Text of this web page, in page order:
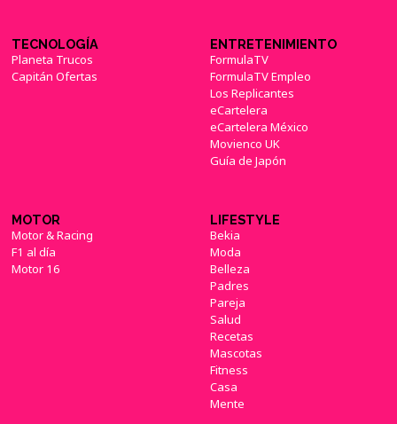
TECNOLOGÍA
Planeta Trucos
Capitán Ofertas
ENTRETENIMIENTO
FormulaTV
FormulaTV Empleo
Los Replicantes
eCartelera
eCartelera México
Movienco UK
Guía de Japón
MOTOR
Motor & Racing
F1 al día
Motor 16
LIFESTYLE
Bekia
Moda
Belleza
Padres
Pareja
Salud
Recetas
Mascotas
Fitness
Casa
Mente